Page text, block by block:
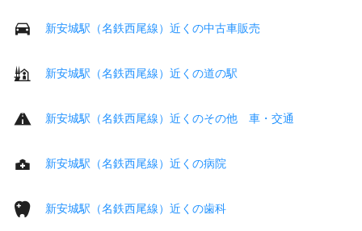
新安城駅（名鉄西尾線）近くの中古車販売
新安城駅（名鉄西尾線）近くの道の駅
新安城駅（名鉄西尾線）近くのその他 車・交通
新安城駅（名鉄西尾線）近くの病院
新安城駅（名鉄西尾線）近くの歯科